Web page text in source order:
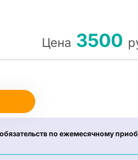
Цена 3500
по ежемесячному